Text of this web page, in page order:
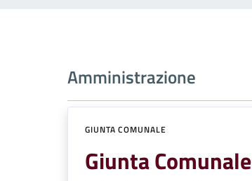
Amministrazione
GIUNTA COMUNALE
Giunta Comunale